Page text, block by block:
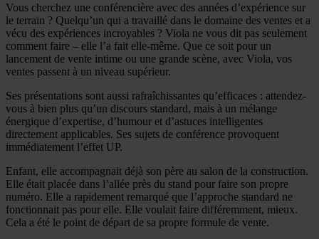
Vous cherchez une conférencière avec des années d’expérience sur
le terrain ? Quelqu’un qui a travaillé dans le domaine des ventes et a
vécu des expériences incroyables ? Viola ne vous dit pas seulement
comment faire – elle l’a fait elle-même. Que ce soit pour un
lancement de vente intime ou une grande scène, avec Viola, vos
ventes passent à un niveau supérieur.
Ses présentations sont aussi rafraîchissantes qu’efficaces : attendez-
vous à bien plus qu’un discours standard, mais à un mélange
énergique d’expertise, d’humour et d’astuces intelligentes
directement applicables. Ses sujets de conférence provoquent
immédiatement l’effet UP.
Enfant, elle accompagnait déjà son père au salon de la construction.
Elle était placée dans l’allée près du stand pour faire son propre
numéro. Elle a rapidement remarqué que l’approche standard ne
fonctionnait pas pour elle. Elle voulait faire différemment, mieux.
Cela a été le point de départ de sa propre formule de vente.